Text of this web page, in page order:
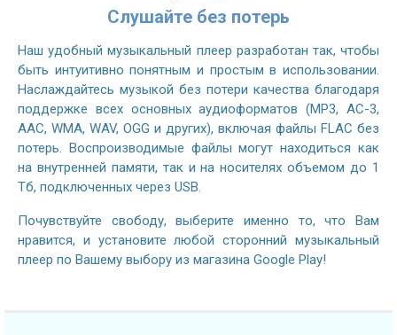
Слушайте без потерь
Наш удобный музыкальный плеер разработан так, чтобы
быть интуитивно понятным и простым в использовании.
Наслаждайтесь музыкой без потери качества благодаря
поддержке всех основных аудиоформатов (MP3, AC-3,
AAC, WMA, WAV, OGG и других), включая файлы FLAC без
потерь. Воспроизводимые файлы могут находиться как
на внутренней памяти, так и на носителях объемом до 1
Тб, подключенных через USB.
Почувствуйте свободу, выберите именно то, что Вам
нравится, и установите любой сторонний музыкальный
плеер по Вашему выбору из магазина Google Play!